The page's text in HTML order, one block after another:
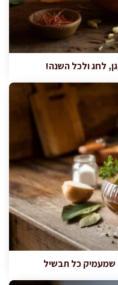
לחג ולכל השנה!
שמעמיק כל תבשיל